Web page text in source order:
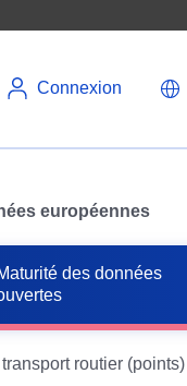
Connexion
européennes
des données
routier (points)